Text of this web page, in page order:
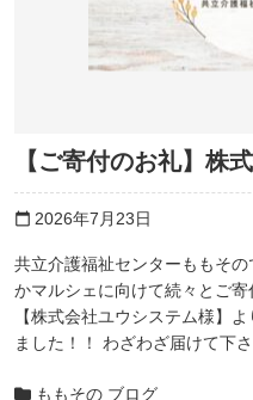
【ご寄付のお礼】株
calendar_today 2026年7月23日
共立介護福祉センターももそ
かマルシェに向けて続々とご寄
【株式会社ユウシステム様】
ました！！ わざわざ届けて下
ももその ブログ